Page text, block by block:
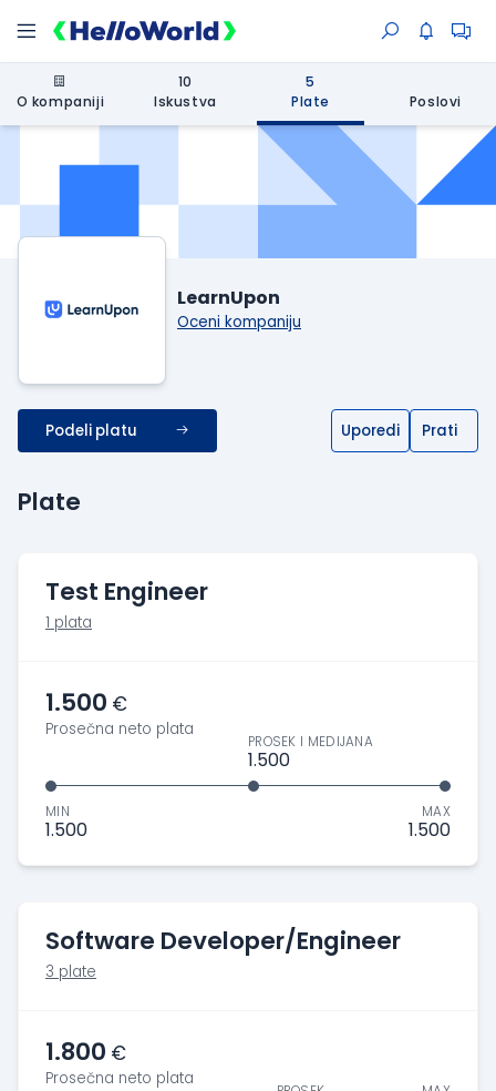
O kompaniji
10
Iskustva
5
Plate
Poslovi
LearnUpon
Oceni kompaniju
Podeli platu Uporedi Prati
Plate
Test Engineer
1 plata
1.500 €
Prosečna neto plata
MIN
1.500
PROSEK I MEDIJANA
1.500
MAX
1.500
Software Developer/Engineer
3 plate
1.800 €
Prosečna neto plata